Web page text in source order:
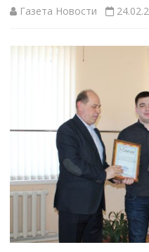
Газета Новости